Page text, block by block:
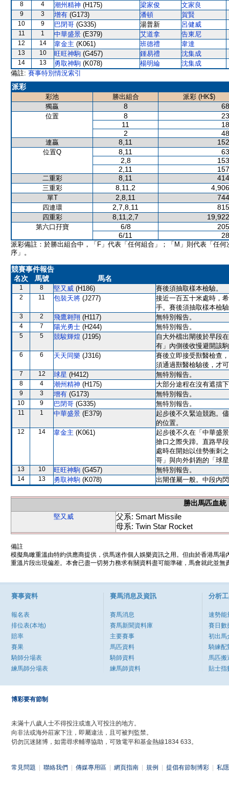
8 4 潮州精神 (H175) 梁家俊 文家良
9 3 增有 (G173) 潘頓 賀賢
10 9 巴閉哥 (G335) 湯普新 呂健威
11 1 中華盛景 (E379) 艾道拿 告東尼
12 14 韋金主 (K061) 班德禮 韋達
13 10 旺旺神駒 (G457) 鍾易禮 沈集成
14 13 勇取神駒 (K078) 楊明綸
沈集成
備註: 賽事特別情況索引
派彩
彩池 勝出組合
派彩 (HK$)
獨贏
8
位置 8
11
2
連贏 8,11
位置Q 8,11
2,8
2,11
二重彩 8,11
三重彩 8,11,2
單T 2,8,11
四連環 2,7,8,11
四重彩 8,11,2,7
第六口孖寶 6/8
6/11
派彩備註：於勝出組合中，「F」代表「任何組合」；「M」則代表「任何
序」。
競賽事件報告
名次
馬號 馬名
1 8 堅又威 (H186) 賽後須抽取樣本檢驗。
2 11 包裝天將 (J277)
接近一百五十米處時，
手。賽後須抽取樣本檢
3 2 飛鷹翱翔 (H117) 無特別報告。
4 7 陽光勇士 (H244) 無特別報告。
5 5 競駿輝煌 (J195)
自大外檔出閘後於早段
有」內側後收慢避開該
6 6 天天同樂 (J316)
賽後立即接受獸醫檢查
須通過獸醫檢驗後，才
7 12 球星 (H412) 無特別報告。
8 4 潮州精神 (H175) 大部分途程在沒有遮擋
9 3 增有 (G173) 無特別報告。
10 9 巴閉哥 (G335) 無特別報告。
11 1 中華盛景 (E379)
起步後不久緊迫競跑。
的位置。
12 14 韋金主 (K061)
起步後不久在「中華盛
搶口之際失蹄。直路早
處時在開始以佳勢衝刺
哥」與向外斜跑的「球
13 10 旺旺神駒 (G457) 無特別報告。
14 13 勇取神駒 (K078) 出閘僅屬一般。中段內
勝出馬匹血統
堅又威
父系: Smart Missile
母系: Twin Star Rocket
備註
模擬鳥瞰重溫由特約供應商提供，供馬迷作個人娛樂資訊之用。但由於香港馬
重溫片段出現偏差。本會已盡一切努力務求有關資料盡可能準確，馬會就此並
賽事資料
報名表
排位表(本地)
賠率
賽果
騎師分場表
練馬師分場表
賽馬消息及資訊
賽馬消息
賽馬新聞資料庫
主要賽事
馬匹資料
騎師資料
練馬師資料
分析
速勢能
賽日數
初出馬
騎練配
馬匹搬
貼士指
博彩要有節制
未滿十八歲人士不得投注或進入可投注的地方。
向非法或海外莊家下注，即屬違法，且可被判監禁。
切勿沉迷賭博，如需尋求輔導協助，可致電平和基金熱線1834 633。
常見問題 聯絡我們 傳媒專用區 網頁指南 規例 提倡有節制博彩 私